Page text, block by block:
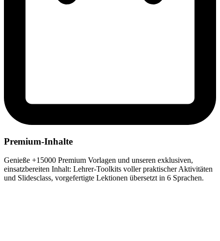
Premium-Inhalte
Genieße +15000 Premium Vorlagen und unseren exklusiven,
einsatzbereiten Inhalt: Lehrer-Toolkits voller praktischer Aktivitäten
und Slidesclass, vorgefertigte Lektionen übersetzt in 6 Sprachen.